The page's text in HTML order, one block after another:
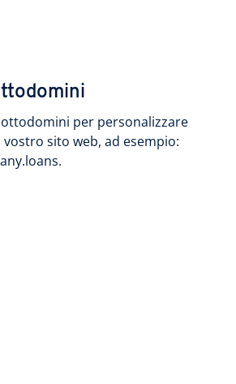
per personalizzare
sito web, ad esempio: